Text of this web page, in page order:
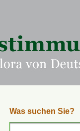
Was suchen Sie?